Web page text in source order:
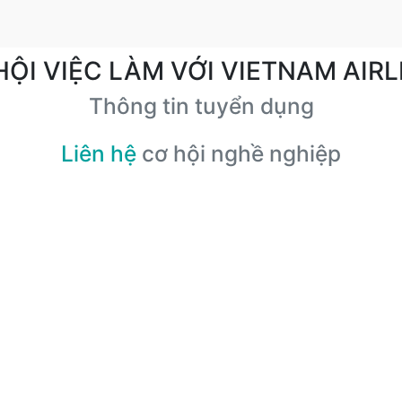
VIỆC LÀM VỚI VIETNAM
Thông tin tuyển dụng
Liên hệ cơ hội nghề nghiệp